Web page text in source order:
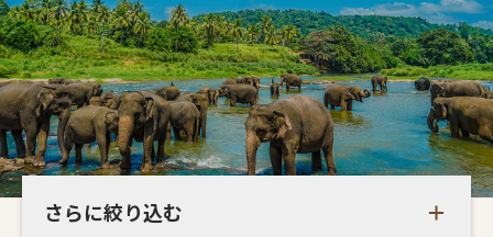
さらに絞り込む